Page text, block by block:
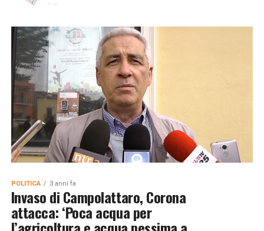
POLITICA 3 anni fa
Invaso di Campolattaro, Corona
attacca: ‘Poca acqua per